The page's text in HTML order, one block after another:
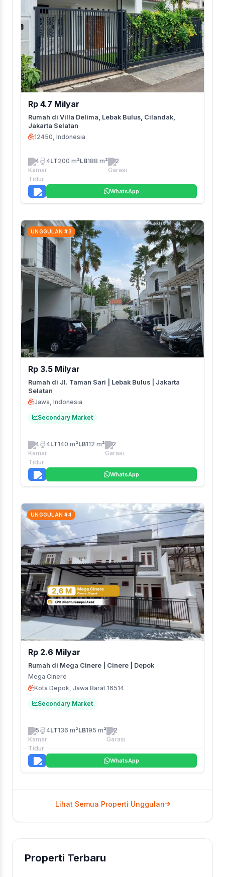
Rp 4.7 Milyar
Rumah di Villa Delima, Lebak Bulus, Cilandak,
Jakarta Selatan
12450, Indonesia
4 4LT200 m²LB188 m² 2
WhatsApp
UNGGULAN #3
Rp 3.5 Milyar
Rumah di Jl. Taman Sari | Lebak Bulus | Jakarta
Selatan
Jawa, Indonesia
Secondary Market
4 4LT140 m²LB112 m² 2
WhatsApp
UNGGULAN #4
Rp 2.6 Milyar
Rumah di Mega Cinere | Cinere | Depok
Mega Cinere
Kota Depok, Jawa Barat 16514
Secondary Market
5 4LT136 m²LB195 m² 2
WhatsApp
Lihat Semua Properti Unggulan
Properti Terbaru